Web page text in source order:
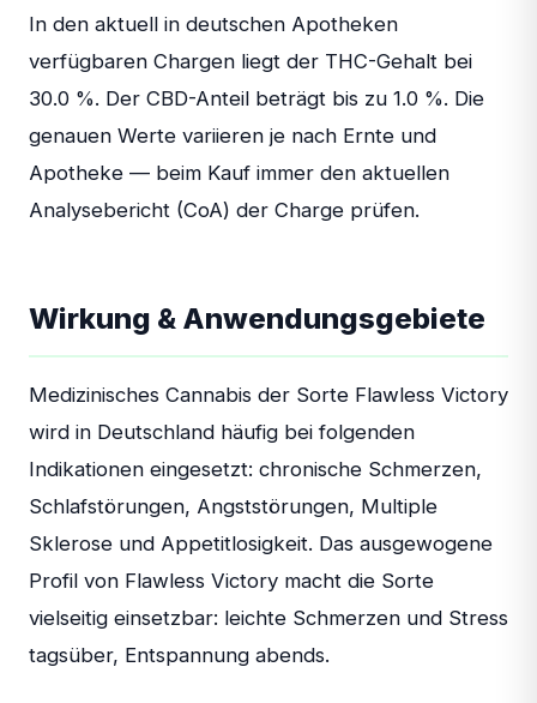
In den aktuell in deutschen Apotheken
verfügbaren Chargen liegt der THC-Gehalt bei
30.0 %. Der CBD-Anteil beträgt bis zu 1.0 %. Die
genauen Werte variieren je nach Ernte und
Apotheke — beim Kauf immer den aktuellen
Analysebericht (CoA) der Charge prüfen.
Wirkung & Anwendungsgebiete
Medizinisches Cannabis der Sorte Flawless Victory
wird in Deutschland häufig bei folgenden
Indikationen eingesetzt: chronische Schmerzen,
Schlafstörungen, Angststörungen, Multiple
Sklerose und Appetitlosigkeit. Das ausgewogene
Profil von Flawless Victory macht die Sorte
vielseitig einsetzbar: leichte Schmerzen und Stress
tagsüber, Entspannung abends.